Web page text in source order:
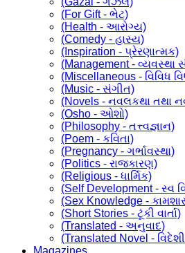
(For Gift - ભેટ)
(Health - આરોગ્ય)
(Comedy - હાસ્ય)
(Inspiration - પ્રેરણાત્મક)
(Management - વ્યવસ્થા
(Miscellaneous - વિવિધ
(Music - સંગીત)
(Novels - નવલકથા તથા
(Osho - ઓશો)
(Philosophy - તત્ત્વજ્ઞાન)
(Poem - કવિતા)
(Pregnancy - ગર્ભાવસ્થા)
(Politics - રાજકારણ)
(Religious - ધાર્મિક)
(Self Development - સ્વ
(Sex Knowledge -
(Short Stories - ટૂંકી વાર્તા)
(Translated - અનુવાદ)
(Translated Novel -